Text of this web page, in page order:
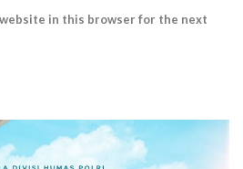
website in this browser for the next